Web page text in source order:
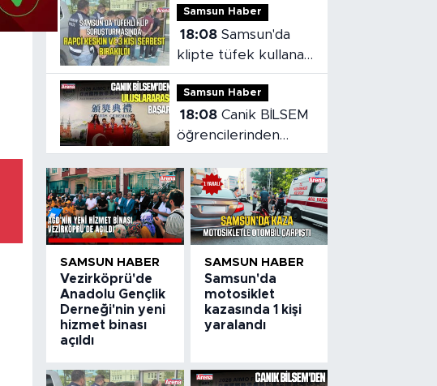
yaralandı
Samsun Haber
18:08 Samsun'da
klipte tüfek kullanan
rapçi ve 3 kişi
serbest bırakıldı
Samsun Haber
18:08 Canik BİLSEM
öğrencilerinden
Vietnam'da madalya
başarısı
SAMSUN HABER
Vezirköprü'de
Anadolu Gençlik
Derneği'nin yeni
hizmet binası
açıldı
SAMSUN HABER
Samsun'da
motosiklet
kazasında 1 kişi
yaralandı